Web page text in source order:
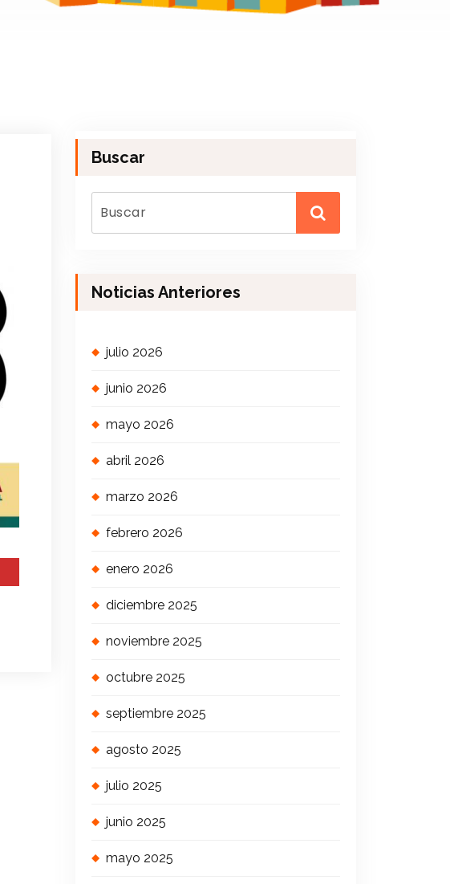
Buscar
Noticias Anteriores
julio 2026
junio 2026
mayo 2026
abril 2026
marzo 2026
febrero 2026
enero 2026
diciembre 2025
noviembre 2025
octubre 2025
septiembre 2025
agosto 2025
julio 2025
junio 2025
mayo 2025